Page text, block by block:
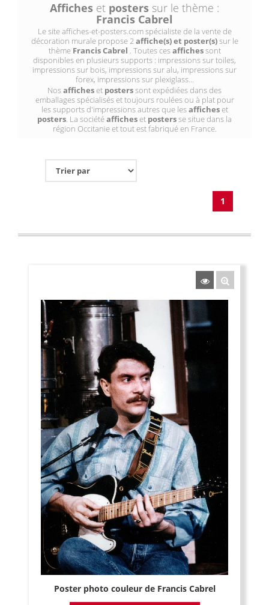
Affiches et posters sur le thème :
Francis Cabrel
Le site affiches-et-posters.com spécialiste de la vente de
décoration murale propose 2affiche(s) et poster(s)sur le
thème Francis Cabrel . Toutes cesaffichessont
disponibles en plusieurs supports : impressions sur toiles,
impressions sur bois, impressions sur alu, impressions sur
forex, impressions sur plexiglass...
Nosafficheset posterssont expédiées dans des
emballages spécialisés et toujours roulées ou à plat pour
les supports d'impressions autres que lesafficheset
posters. La sociétéafficheset postersse situe dans la
région Occitanie et tout est fabriqué en France.
1
Poster photo couleur de Francis Cabrel